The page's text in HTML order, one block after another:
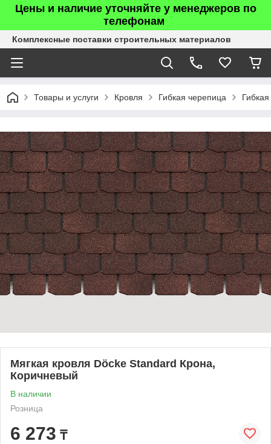
Цены и наличие уточняйте у менеджеров по
телефонам
Комплексные поставки строительных материалов
Товары и услуги Кровля Гибкая черепица
Мягкая кровля Döcke Standard Крона,
Коричневый
В наличии
Розница
6 273 ₸